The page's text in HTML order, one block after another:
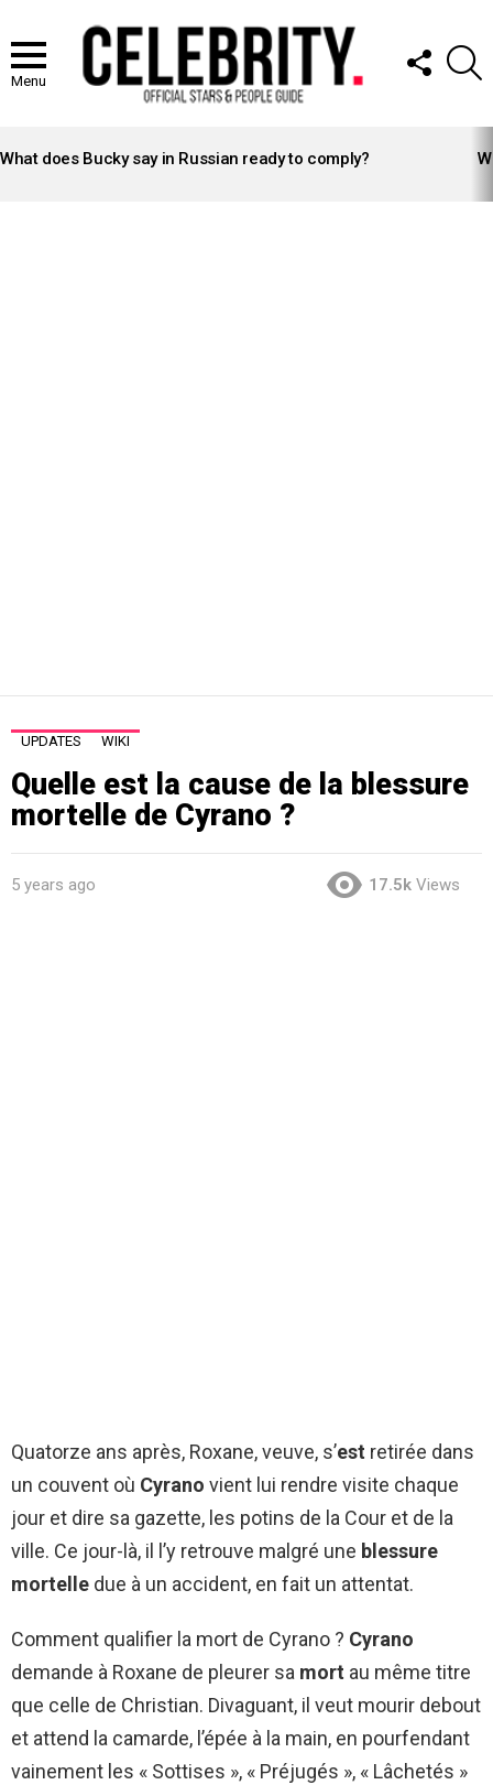
Menu
FOLLOW
US
STORIES
What does Bucky say in Russian ready to comply?
UPDATES WIKI
Quelle est la cause de la blessure
mortelle de Cyrano ?
5 years ago 17.5k Views
Quatorze ans après, Roxane, veuve, s’est retirée dans
un couvent où Cyrano vient lui rendre visite chaque
jour et dire sa gazette, les potins de la Cour et de la
ville. Ce jour-là, il l’y retrouve malgré une blessure
mortelle due à un accident, en fait un attentat.
Comment qualifier la mort de Cyrano ? Cyrano
demande à Roxane de pleurer sa mort au même titre
que celle de Christian. Divaguant, il veut mourir debout
et attend la camarde, l’épée à la main, en pourfendant
vainement les « Sottises », « Préjugés », « Lâchetés »